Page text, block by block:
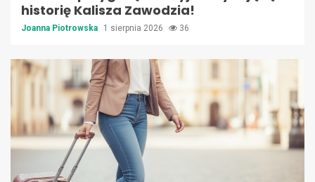
historię Kalisza Zawodzia!
Joanna Piotrowska 1 sierpnia 2026 36